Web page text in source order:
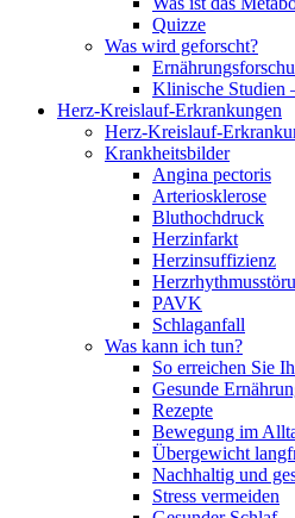
Quizze
Was wird geforscht?
Klinische Studien
Herz-Kreislauf-Erkrankungen
Herz-Kreislauf-
Krankheitsbilder
Angina pectoris
Arteriosklerose
Bluthochdruck
Herzinfarkt
Herzinsuffizienz
PAVK
Schlaganfall
Was kann ich tun?
So erreichen Sie
Gesunde
Rezepte
Bewegung im
Übergewicht
Nachhaltig und
Stress vermeiden